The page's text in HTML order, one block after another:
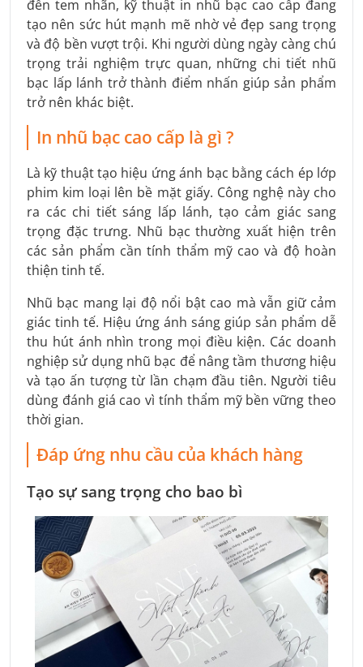
đến tem nhãn, kỹ thuật in nhũ bạc cao cấp đang
tạo nên sức hút mạnh mẽ nhờ vẻ đẹp sang trọng
và độ bền vượt trội. Khi người dùng ngày càng chú
trọng trải nghiệm trực quan, những chi tiết nhũ
bạc lấp lánh trở thành điểm nhấn giúp sản phẩm
trở nên khác biệt.
In nhũ bạc cao cấp là gì ?
Là kỹ thuật tạo hiệu ứng ánh bạc bằng cách ép lớp
phim kim loại lên bề mặt giấy. Công nghệ này cho
ra các chi tiết sáng lấp lánh, tạo cảm giác sang
trọng đặc trưng. Nhũ bạc thường xuất hiện trên
các sản phẩm cần tính thẩm mỹ cao và độ hoàn
thiện tinh tế.
Nhũ bạc mang lại độ nổi bật cao mà vẫn giữ cảm
giác tinh tế. Hiệu ứng ánh sáng giúp sản phẩm dễ
thu hút ánh nhìn trong mọi điều kiện. Các doanh
nghiệp sử dụng nhũ bạc để nâng tầm thương hiệu
và tạo ấn tượng từ lần chạm đầu tiên. Người tiêu
dùng đánh giá cao vì tính thẩm mỹ bền vững theo
thời gian.
Đáp ứng nhu cầu của khách hàng
Tạo sự sang trọng cho bao bì